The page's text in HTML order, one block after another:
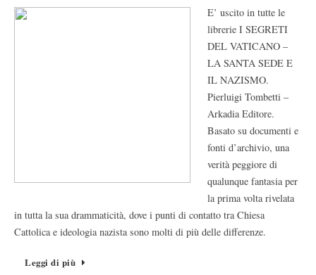
E’ uscito in tutte le
librerie I SEGRETI
DEL VATICANO –
LA SANTA SEDE E
IL NAZISMO.
Pierluigi Tombetti –
Arkadia Editore.
Basato su documenti e
fonti d’archivio, una
verità peggiore di
qualunque fantasia per
la prima volta rivelata
in tutta la sua drammaticità, dove i punti di contatto tra Chiesa
Cattolica e ideologia nazista sono molti di più delle differenze.
Leggi di più